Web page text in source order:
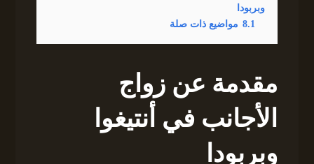
وبربودا
8.1 مواضيع ذات صلة
مقدمة عن زواج
الأجانب في أنتيغوا
وبربودا